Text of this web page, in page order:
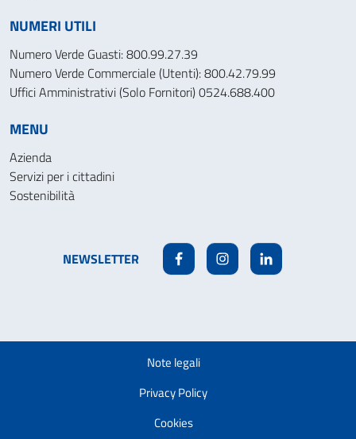
NUMERI UTILI
Numero Verde Guasti: 800.99.27.39
Numero Verde Commerciale (Utenti): 800.42.79.99
Uffici Amministrativi (Solo Fornitori) 0524.688.400
MENU
Azienda
Servizi per i cittadini
Sostenibilità
NEWSLETTER FacebookInstagramLinkedin
Note legali
Privacy Policy
Cookies